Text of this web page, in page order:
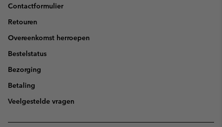
Contactformulier
Retouren
Overeenkomst herroepen
Bestelstatus
Bezorging
Betaling
Veelgestelde vragen